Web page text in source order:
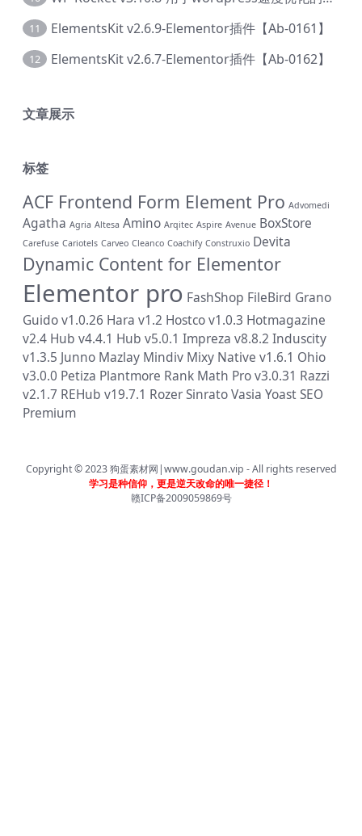
11 ElementsKit v2.6.9-Elementor插件【Ab-0161】
12 ElementsKit v2.6.7-Elementor插件【Ab-0162】
文章展示
标签
ACF Frontend Form Element Pro Advomedi
Agatha Agria Altesa Amino Arqitec Aspire Avenue BoxStore
Carefuse Cariotels Carveo Cleanco Coachify Construxio Devita
Dynamic Content for Elementor
Elementor pro FashShop FileBird Grano
Guido v1.0.26 Hara v1.2 Hostco v1.0.3 Hotmagazine
v2.4 Hub v4.4.1 Hub v5.0.1 Impreza v8.8.2 Induscity
v1.3.5 Junno Mazlay Mindiv Mixy Native v1.6.1 Ohio
v3.0.0 Petiza Plantmore Rank Math Pro v3.0.31 Razzi
v2.1.7 REHub v19.7.1 RozerSinratoVasia Yoast SEO
Premium
Copyright © 2023狗蛋素材网|www.goudan.vip - All rights reserved
学习是种信仰，更是逆天改命的唯一捷径！
赣ICP备2009059869号